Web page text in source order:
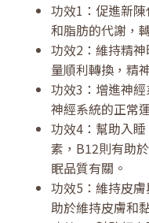
功效1：促進新
和脂肪的代謝，
功效2：維持精
量順利轉換，精
功效3：增進神
神經系統的正常
功效4：幫助入
素，B12則有助
眠品質有關。
功效5：維持皮
助於維持皮膚和